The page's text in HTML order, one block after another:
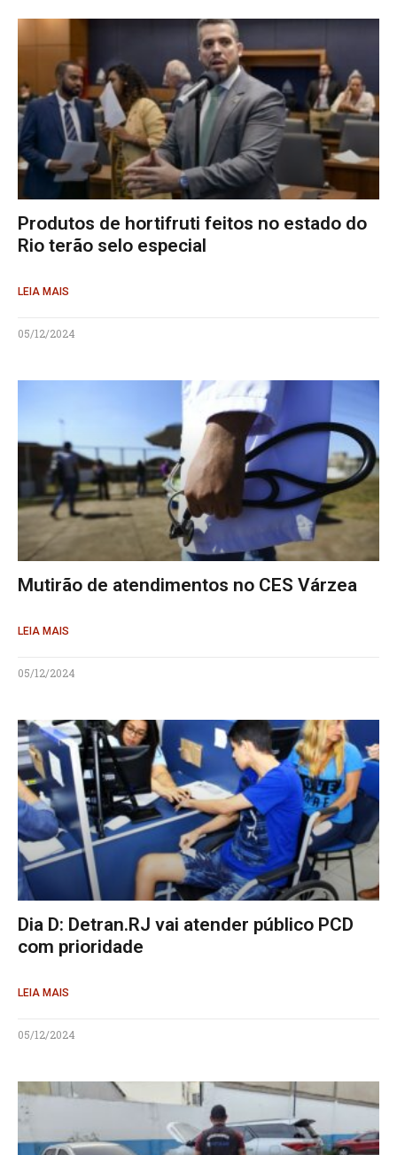
Produtos de hortifruti feitos no estado do
Rio terão selo especial
LEIA MAIS
05/12/2024
Mutirão de atendimentos no CES Várzea
LEIA MAIS
05/12/2024
Dia D: Detran.RJ vai atender público PCD
com prioridade
LEIA MAIS
05/12/2024